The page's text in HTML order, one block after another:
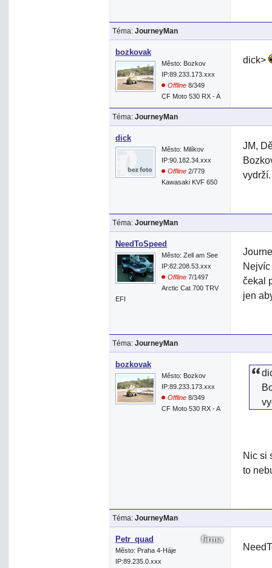
Téma: JourneyMan
bozkovak
Město: Bozkov
IP:89.233.173.xxx
Offline 8/349
CF Moto 530 RX - A
dick>
Téma: JourneyMan
dick
Město: Milíkov
IP:90.182.34.xxx
Offline 2/779
Kawasaki KVF 650
JM,
vydrží.
Téma: JourneyMan
NeedToSpeed
Město: Zell am See
IP:82.208.53.xxx
Offline 7/1497
Arctic Cat 700 TRV
EFI
Nejvíc
čekal
jen
Téma: JourneyMan
bozkovak
Město: Bozkov
IP:89.233.173.xxx
Offline 8/349
CF Moto 530 RX - A
Nic si
to
Téma: JourneyMan
Petr_quad
Město: Praha 4-Háje
IP:89.235.0.xxx